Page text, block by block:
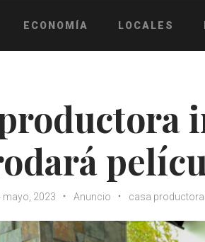
ECONOMÍA LOCALES
mayo, 2023 Anuncio casa productora